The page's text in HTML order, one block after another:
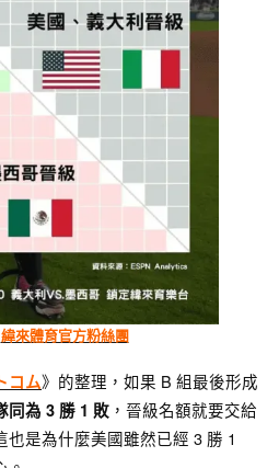
緯來體育官方粉絲團
コム》的整理，如果 B 組最後形成
同為 3 勝 1 敗 ，晉級名額就要交給
是為什麼美國雖然已經 3 勝 1